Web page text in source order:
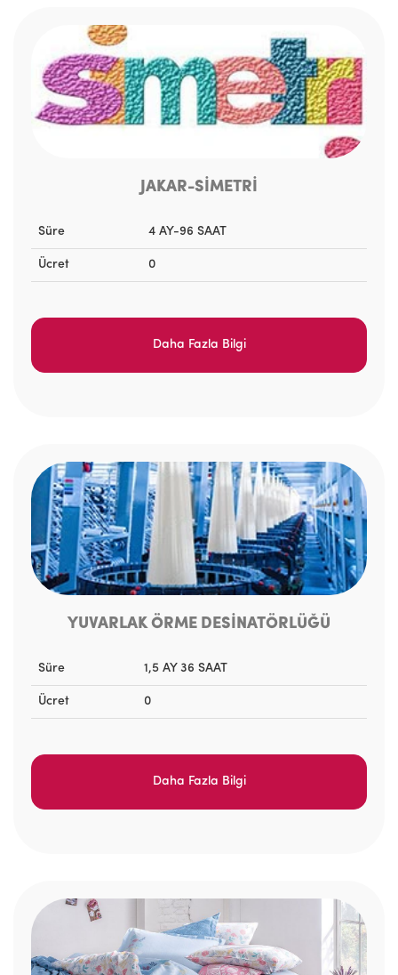
JAKAR-SİMETRİ
Süre 4 AY-96 SAAT
Ücret 0
Daha Fazla Bilgi
YUVARLAK ÖRME DESİNATÖRLÜĞÜ
Süre 1,5 AY 36 SAAT
Ücret 0
Daha Fazla Bilgi